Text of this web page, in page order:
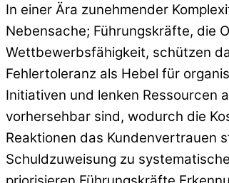
In einer Ära zunehmender
Nebensache; Führungskräfte, die
Wettbewerbsfähigkeit, schützen
Fehlertoleranz als Hebel für
Initiativen und lenken Ressourcen
vorhersehbar sind, wodurch die
Reaktionen das Kundenvertrauen
Schuldzuweisung zu